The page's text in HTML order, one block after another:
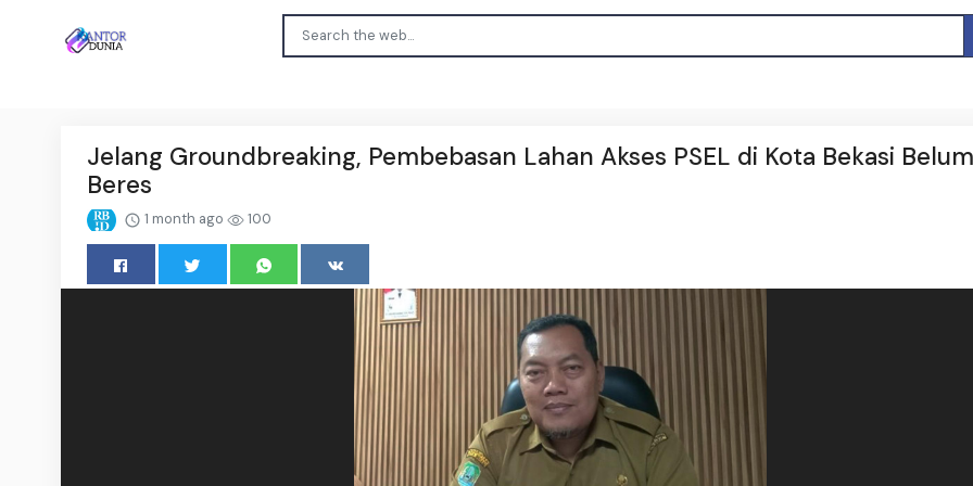
Jelang Groundbreaking, Pembebasan Lahan Akses PSEL di Kota Bekasi Belum
Beres
1 month ago 100